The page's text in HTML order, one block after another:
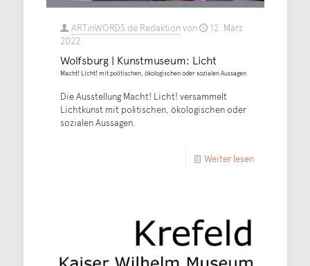
ARTinWORDS.de Redaktionvon
12. März
2022
Wolfsburg | Kunstmuseum: Licht
Macht! Licht! mit politischen, ökologischen oder sozialen Aussagen
Die Ausstellung Macht! Licht! versammelt
Lichtkunst mit politischen, ökologischen oder
sozialen Aussagen.
Weiter lesen